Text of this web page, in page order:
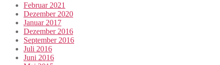
Februar 2021
Dezember 2020
Januar 2017
Dezember 2016
September 2016
Juli 2016
Juni 2016